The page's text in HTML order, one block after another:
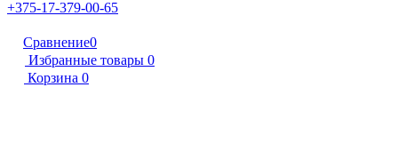
+375-17-379-00-65
Сравнение0
Избранные товары 0
Корзина 0